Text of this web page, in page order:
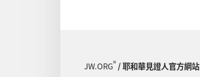
JW.ORG® / 耶和華見證人官方網站